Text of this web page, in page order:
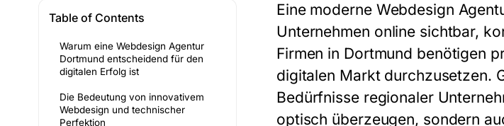
Table of Contents
Warum eine Webdesign Agentur
Dortmund entscheidend für den
digitalen Erfolg ist
Die Bedeutung von innovativem
Webdesign und technischer
Perfektion
Eine moderne Webdesign
Unternehmen online sichtbar,
Firmen in Dortmund benötigen
digitalen Markt durchzusetzen.
Bedürfnisse regionaler
optisch überzeugen, sondern